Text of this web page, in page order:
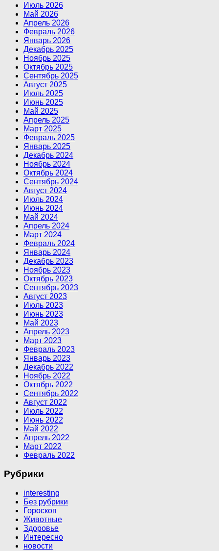
Июль 2026
Май 2026
Апрель 2026
Февраль 2026
Январь 2026
Декабрь 2025
Ноябрь 2025
Октябрь 2025
Сентябрь 2025
Август 2025
Июль 2025
Июнь 2025
Май 2025
Апрель 2025
Март 2025
Февраль 2025
Январь 2025
Декабрь 2024
Ноябрь 2024
Октябрь 2024
Сентябрь 2024
Август 2024
Июль 2024
Июнь 2024
Май 2024
Апрель 2024
Март 2024
Февраль 2024
Январь 2024
Декабрь 2023
Ноябрь 2023
Октябрь 2023
Сентябрь 2023
Август 2023
Июль 2023
Июнь 2023
Май 2023
Апрель 2023
Март 2023
Февраль 2023
Январь 2023
Декабрь 2022
Ноябрь 2022
Октябрь 2022
Сентябрь 2022
Август 2022
Июль 2022
Июнь 2022
Май 2022
Апрель 2022
Март 2022
Февраль 2022
Рубрики
interesting
Без рубрики
Гороскоп
Животные
Здоровье
Интересно
новости